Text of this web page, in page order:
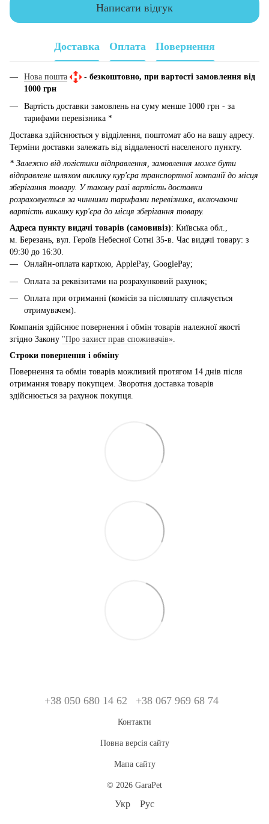
Написати відгук
Доставка Оплата Повернення
Нова пошта - безкоштовно, при вартості замовлення від
1000 грн
Вартість доставки замовлень на суму менше 1000 грн - за
тарифами перевізника *
Доставка здійснюється у відділення, поштомат або на вашу адресу.
Терміни доставки залежать від віддаленості населеного пункту.
* Залежно від логістики відправлення, замовлення може бути
відправлене шляхом виклику кур'єра транспортної компанії до місця
зберігання товару. У такому разі вартість доставки
розраховується за чинними тарифами перевізника, включаючи
вартість виклику кур'єра до місця зберігання товару.
Адреса пункту видачі товарів (самовивіз): Київська обл.,
м. Березань, вул. Героїв Небесної Сотні 35-в. Час видачі товару: з
09:30 до 16:30.
Онлайн-оплата карткою, ApplePay, GooglePay;
Оплата за реквізитами на розрахунковий рахунок;
Оплата при отриманні (комісія за післяплату сплачується
отримувачем).
Компанія здійснює повернення і обмін товарів належної якості
згідно Закону "Про захист прав споживачів».
Строки повернення і обміну
Повернення та обмін товарів можливий протягом 14 днів після
отримання товару покупцем. Зворотня доставка товарів
здійснюється за рахунок покупця.
+38 050 680 14 62 +38 067 969 68 74
Контакти
Повна версія сайту
Мапа сайту
© 2026 GaraPet
Укр Рус